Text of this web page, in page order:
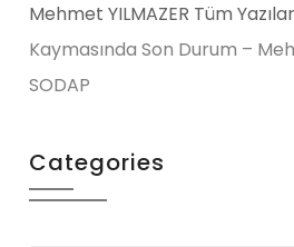
Mehmet YILMAZER Tüm
Kaymasında Son Durum –
SODAP
Categories